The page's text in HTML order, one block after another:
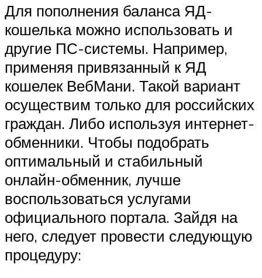
Для пополнения баланса ЯД-
кошелька можно использовать и
другие ПС-системы. Например,
применяя привязанный к ЯД
кошелек ВебМани. Такой вариант
осуществим только для российских
граждан. Либо используя интернет-
обменники. Чтобы подобрать
оптимальный и стабильный
онлайн-обменник, лучше
воспользоваться услугами
официального портала. Зайдя на
него, следует провести следующую
процедуру: